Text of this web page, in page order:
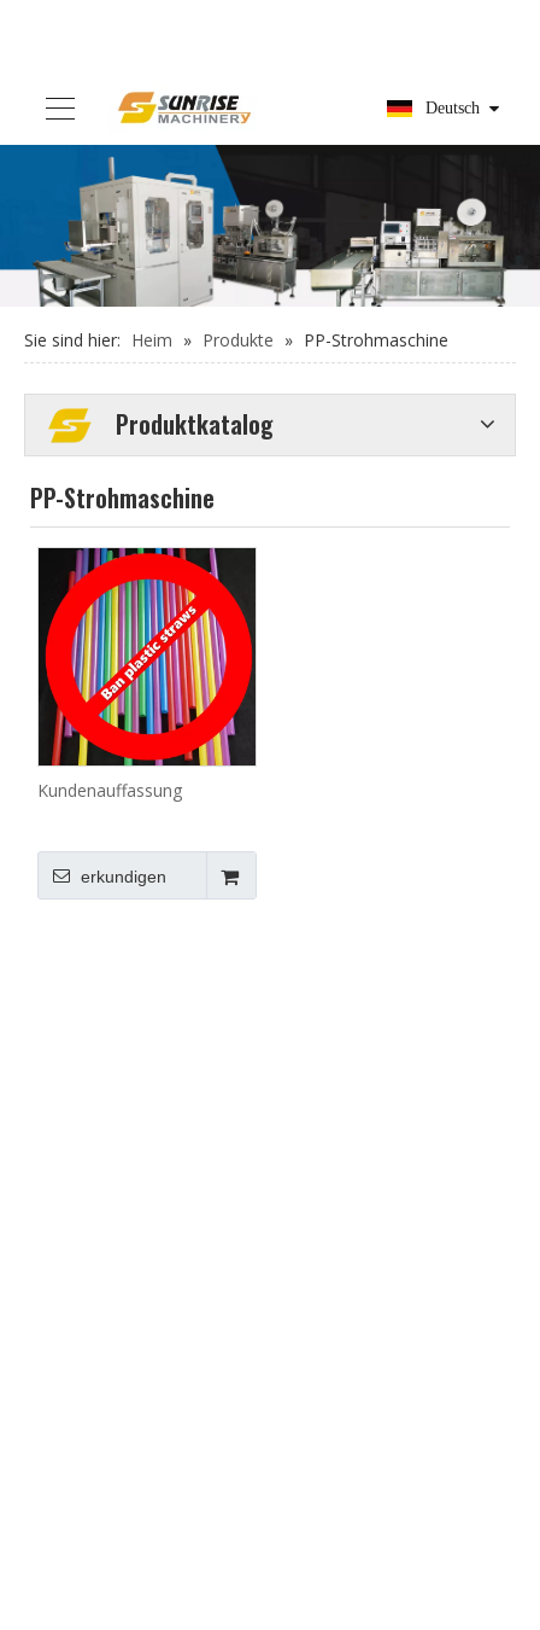
Deutsch
Sie sind hier: Heim » Produkte » PP-Strohmaschine
Produktkatalog
PP-Strohmaschine
Kundenauffassung
erkundigen